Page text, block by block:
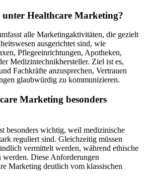
unter Healthcare Marketing?
alle Marketingaktivitäten, die gezielt
ausgerichtet sind, wie
Pflegeeinrichtungen, Apotheken,
Medizintechnikhersteller. Ziel ist es,
Fachkräfte anzusprechen, Vertrauen
glaubwürdig zu kommunizieren.
Marketing besonders
besonders wichtig, weil medizinische
reguliert sind. Gleichzeitig müssen
vermittelt werden, während ethische
werden. Diese Anforderungen
Marketing deutlich vom klassischen